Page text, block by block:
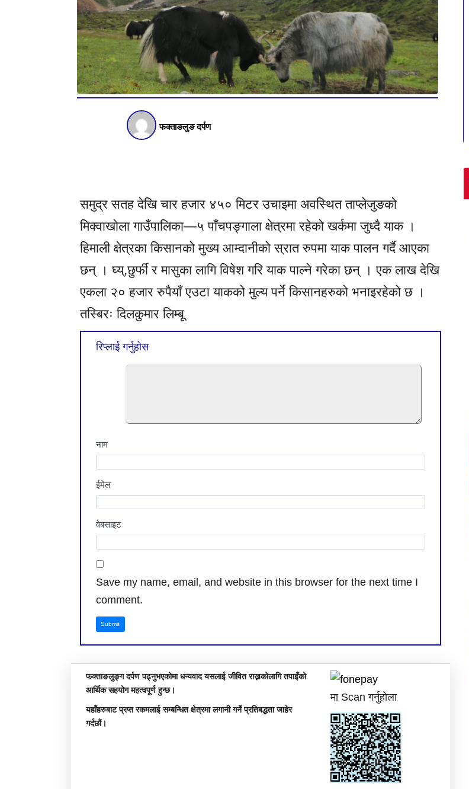
फक्ताङलुङ दर्पण
समुद्र सतह देखि चार हजार ४५० मिटर उचाइमा अवस्थित ताप्लेजुङको
मिक्वाखोला गाउँपालिका—५ पाँचपङ्गाला क्षेत्रमा रहेको खर्कमा जुध्दै याक ।
हिमाली क्षेत्रका किसानको मुख्य आम्दानीको स्रात रुपमा याक पालन गर्दै आएका
छन् । घ्य्,छुर्फी र मासुका लागि विषेश गरि याक पाल्ने गरेका छन् । एक लाख देखि
एकला २० हजार रुपैयाँ एउटा याकको मुल्य पर्ने किसानहरुको भनाइरहेको छ ।
तस्बिरः दिलकुमार लिम्बू
रिप्लाई गर्नुहोस
नाम
ईमेल
वेबसाइट
Save my name, email, and website in this browser for the next time I
comment.
Submit
फक्ताङलुङ्ग दर्पण पढ्नुभएकोमा धन्यवाद यसलाई जीवित राख्नकोलागि तपाइँको
आर्थिक सहयोग महत्वपूर्ण हुन्छ।
यहाँहरुबाट प्रप्त रकमलाई सम्बन्धित क्षेत्रमा लगानी गर्ने प्रतिबद्धता जाहेर
गर्दछौं।
मा Scan गर्नुहोला